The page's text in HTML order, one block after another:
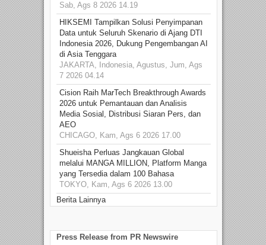
Sab, Ags 8 2026 14.19
HIKSEMI Tampilkan Solusi Penyimpanan
Data untuk Seluruh Skenario di Ajang DTI
Indonesia 2026, Dukung Pengembangan AI
di Asia Tenggara
JAKARTA, Indonesia, Agustus, Jum, Ags
7 2026 04.14
Cision Raih MarTech Breakthrough Awards
2026 untuk Pemantauan dan Analisis
Media Sosial, Distribusi Siaran Pers, dan
AEO
CHICAGO, Kam, Ags 6 2026 17.00
Shueisha Perluas Jangkauan Global
melalui MANGA MILLION, Platform Manga
yang Tersedia dalam 100 Bahasa
TOKYO, Kam, Ags 6 2026 13.00
Berita Lainnya
Press Release from PR Newswire